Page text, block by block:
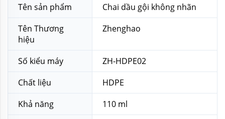
Tên sản phẩm
Chai dầu gội không nhãn
Tên Thương
hiệu
Zhenghao
Số kiểu máy
ZH-HDPE02
Chất liệu
HDPE
Khả năng
110 ml